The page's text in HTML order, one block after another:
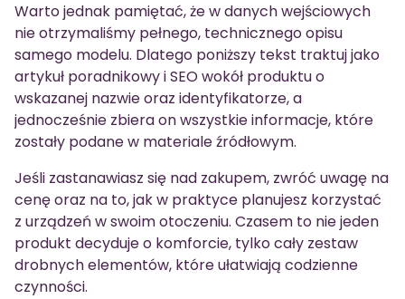
Warto jednak pamiętać, że w danych wejściowych
nie otrzymaliśmy pełnego, technicznego opisu
samego modelu. Dlatego poniższy tekst traktuj jako
artykuł poradnikowy i SEO wokół produktu o
wskazanej nazwie oraz identyfikatorze, a
jednocześnie zbiera on wszystkie informacje, które
zostały podane w materiale źródłowym.
Jeśli zastanawiasz się nad zakupem, zwróć uwagę na
cenę oraz na to, jak w praktyce planujesz korzystać
z urządzeń w swoim otoczeniu. Czasem to nie jeden
produkt decyduje o komforcie, tylko cały zestaw
drobnych elementów, które ułatwiają codzienne
czynności.